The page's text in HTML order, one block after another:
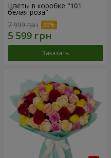
Цветы в коробке "101
белая роза"
7 999 грн
Заказать